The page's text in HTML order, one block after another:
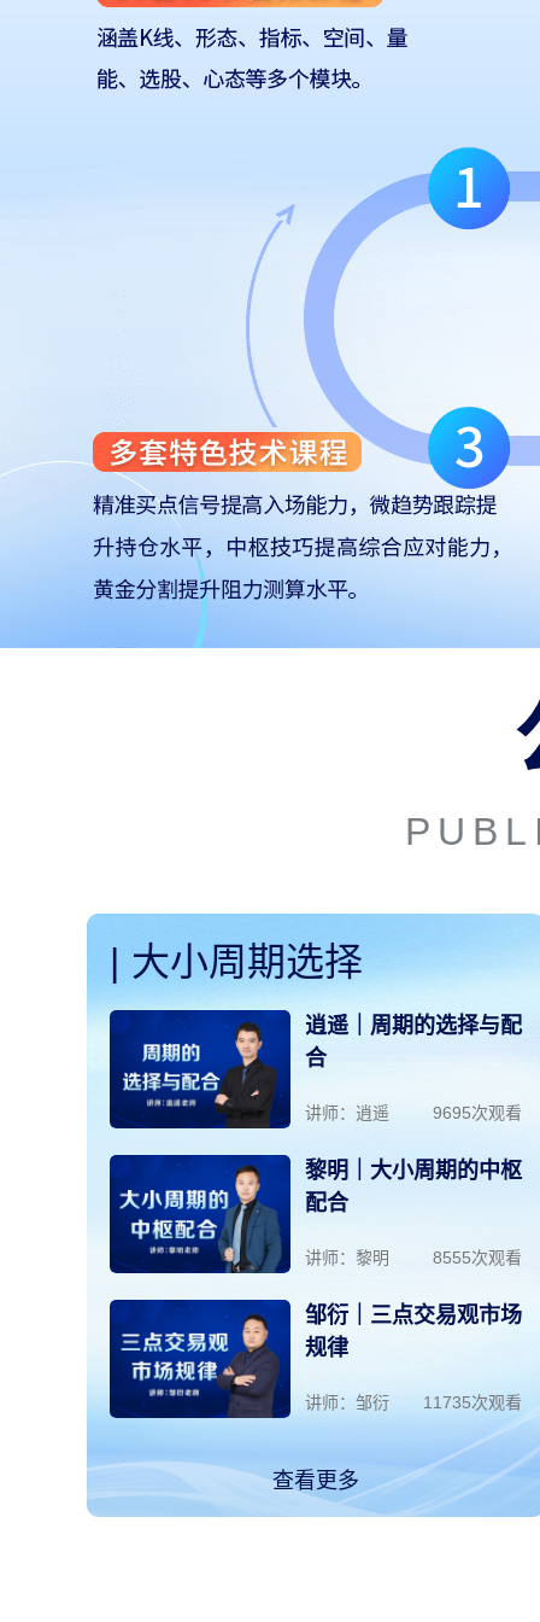
| 大小周期选择
逍遥｜周期的选择与配
合
讲师：逍遥 9695次观看
黎明｜大小周期的中枢
配合
讲师：黎明 8555次观看
邹衍｜三点交易观市场
规律
讲师：邹衍 11735次观看
查看更多